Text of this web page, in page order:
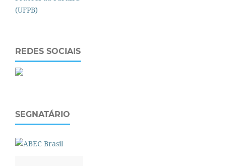
REDES SOCIAIS
SEGNATÁRIO